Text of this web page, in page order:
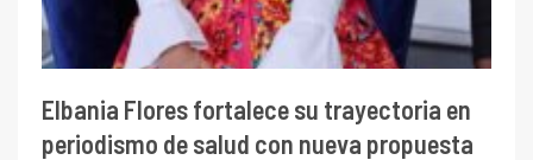
Elbania Flores fortalece su trayectoria en
periodismo de salud con nueva propuesta